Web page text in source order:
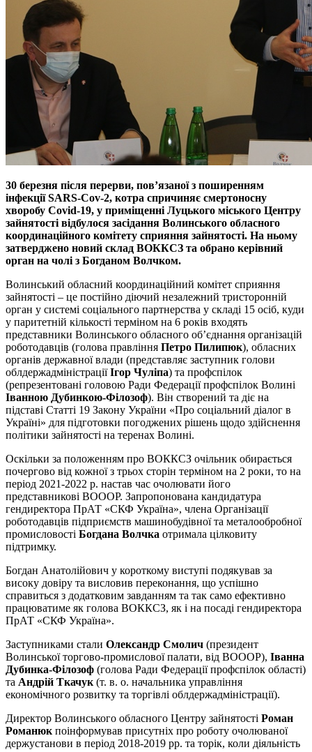
30 березня після перерви, пов’язаної з поширенням
інфекції SARS-Cov-2, котра спричиняє смертоносну
хворобу Covid-19, у приміщенні Луцького міського Центру
зайнятості відбулося засідання Волинського обласного
координаційного комітету сприяння зайнятості. На ньому
затверджено новий склад ВОККСЗ та обрано керівний
орган на чолі з Богданом Волчком.
Волинський обласний координаційний комітет сприяння
зайнятості – це постійно діючий незалежний тристоронній
орган у системі соціального партнерства у складі 15 осіб, куди
у паритетній кількості терміном на 6 років входять
представники Волинського обласного об’єднання організацій
роботодавців (голова правління Петро Пилипюк), обласних
органів державної влади (представляє заступник голови
облдержадміністраціїІгор Чуліпа) та профспілок
(репрезентовані головою Ради Федерації профспілок Волині
Іванною Дубинкою-Філозоф). Він створений та діє на
підставі Статті 19 Закону України «Про соціальний діалог в
Україні» для підготовки погоджених рішень щодо здійснення
політики зайнятості на теренах Волині.
Оскільки за положенням про ВОККСЗ очільник обирається
почергово від кожної з трьох сторін терміном на 2 роки, то на
період 2021-2022 р. настав час очолювати його
представникові ВОООР. Запропонована кандидатура
гендиректора ПрАТ «СКФ Україна», члена Організації
роботодавців підприємств машинобудівної та металообробної
промисловості Богдана Волчка отримала цілковиту
підтримку.
Богдан Анатолійович у короткому виступі подякував за
високу довіру та висловив переконання, що успішно
справиться з додатковим завданням та так само ефективно
працюватиме як голова ВОККСЗ, як і на посаді гендиректора
ПрАТ «СКФ Україна».
Заступниками стали Олександр Смолич (президент
Волинської торгово-промислової палати, від ВОООР), Іванна
Дубинка-Філозоф (голова Ради Федерації профспілок області)
та Андрій Ткачук (т. в. о. начальника управління
економічного розвитку та торгівлі облдержадміністрації).
Директор Волинського обласного Центру зайнятості Роман
Романюк поінформував присутніх про роботу очолюваної
держустанови в період 2018-2019 рр. та торік, коли діяльність